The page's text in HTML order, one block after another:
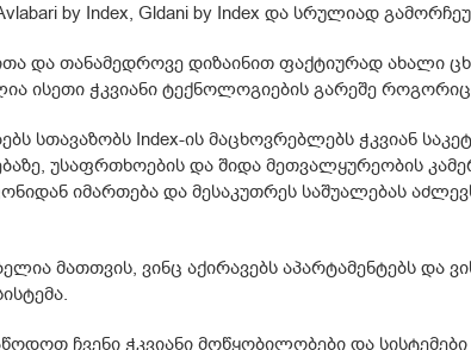
by Index, Gldani by Index და სრულიად
და თანამედროვე დიზაინით ფაქტიურად ახალი
ისეთი ჭკვიანი ტექნოლოგიების გარეშე
სთავაზობს Index-ის მაცხოვრებლებს ჭკვიან
უსაფრთხოების და შიდა მეთვალყურეობის
იმართება და მესაკუთრეს საშუალებას
მათთვის, ვინც აქირავებს აპარტამენტებს და
ჩვენი ჭკვიანი მოწყობილობები და